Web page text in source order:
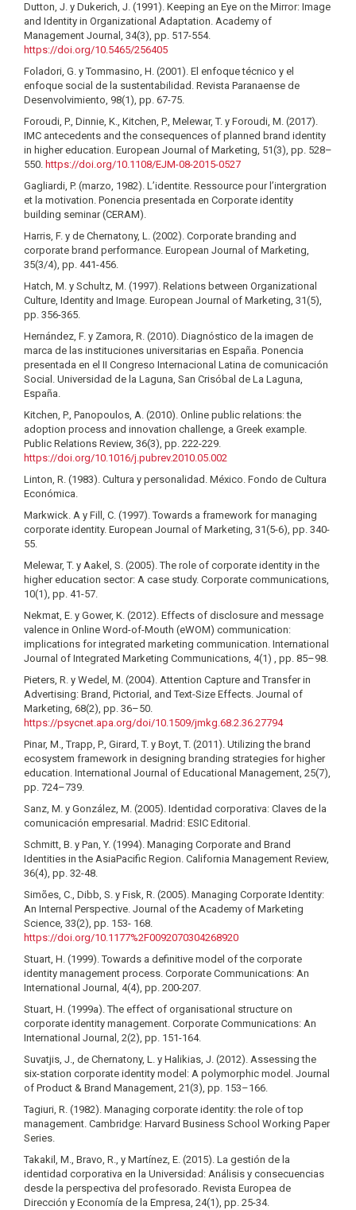
Dutton, J. y Dukerich, J. (1991). Keeping an Eye on the Mirror: Image
and Identity in Organizational Adaptation. Academy of
Management Journal, 34(3), pp. 517-554.
https://doi.org/10.5465/256405
Foladori, G. y Tommasino, H. (2001). El enfoque técnico y el
enfoque social de la sustentabilidad. Revista Paranaense de
Desenvolvimiento, 98(1), pp. 67-75.
Foroudi, P., Dinnie, K., Kitchen, P., Melewar, T. y Foroudi, M. (2017).
IMC antecedents and the consequences of planned brand identity
in higher education. European Journal of Marketing, 51(3), pp. 528–
550. https://doi.org/10.1108/EJM-08-2015-0527
Gagliardi, P. (marzo, 1982). L’identite. Ressource pour l’intergration
et la motivation. Ponencia presentada en Corporate identity
building seminar (CERAM).
Harris, F. y de Chernatony, L. (2002). Corporate branding and
corporate brand performance. European Journal of Marketing,
35(3/4), pp. 441-456.
Hatch, M. y Schultz, M. (1997). Relations between Organizational
Culture, Identity and Image. European Journal of Marketing, 31(5),
pp. 356-365.
Hernández, F. y Zamora, R. (2010). Diagnóstico de la imagen de
marca de las instituciones universitarias en España. Ponencia
presentada en el II Congreso Internacional Latina de comunicación
Social. Universidad de la Laguna, San Crisóbal de La Laguna,
España.
Kitchen, P., Panopoulos, A. (2010). Online public relations: the
adoption process and innovation challenge, a Greek example.
Public Relations Review, 36(3), pp. 222-229.
https://doi.org/10.1016/j.pubrev.2010.05.002
Linton, R. (1983). Cultura y personalidad. México. Fondo de Cultura
Económica.
Markwick. A y Fill, C. (1997). Towards a framework for managing
corporate identity. European Journal of Marketing, 31(5-6), pp. 340-
55.
Melewar, T. y Aakel, S. (2005). The role of corporate identity in the
higher education sector: A case study. Corporate communications,
10(1), pp. 41-57.
Nekmat, E. y Gower, K. (2012). Effects of disclosure and message
valence in Online Word-of-Mouth (eWOM) communication:
implications for integrated marketing communication. International
Journal of Integrated Marketing Communications, 4(1) , pp. 85–98.
Pieters, R. y Wedel, M. (2004). Attention Capture and Transfer in
Advertising: Brand, Pictorial, and Text-Size Effects. Journal of
Marketing, 68(2), pp. 36–50.
https://psycnet.apa.org/doi/10.1509/jmkg.68.2.36.27794
Pinar, M., Trapp, P., Girard, T. y Boyt, T. (2011). Utilizing the brand
ecosystem framework in designing branding strategies for higher
education. International Journal of Educational Management, 25(7),
pp. 724–739.
Sanz, M. y González, M. (2005). Identidad corporativa: Claves de la
comunicación empresarial. Madrid: ESIC Editorial.
Schmitt, B. y Pan, Y. (1994). Managing Corporate and Brand
Identities in the AsiaPacific Region. California Management Review,
36(4), pp. 32-48.
Simões, C., Dibb, S. y Fisk, R. (2005). Managing Corporate Identity:
An Internal Perspective. Journal of the Academy of Marketing
Science, 33(2), pp. 153- 168.
https://doi.org/10.1177%2F0092070304268920
Stuart, H. (1999). Towards a definitive model of the corporate
identity management process. Corporate Communications: An
International Journal, 4(4), pp. 200-207.
Stuart, H. (1999a). The effect of organisational structure on
corporate identity management. Corporate Communications: An
International Journal, 2(2), pp. 151-164.
Suvatjis, J., de Chernatony, L. y Halikias, J. (2012). Assessing the
six-station corporate identity model: A polymorphic model. Journal
of Product & Brand Management, 21(3), pp. 153–166.
Tagiuri, R. (1982). Managing corporate identity: the role of top
management. Cambridge: Harvard Business School Working Paper
Series.
Takakil, M., Bravo, R., y Martínez, E. (2015). La gestión de la
identidad corporativa en la Universidad: Análisis y consecuencias
desde la perspectiva del profesorado. Revista Europea de
Dirección y Economía de la Empresa, 24(1), pp. 25-34.